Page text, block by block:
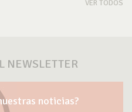
VER TODOS
NEWSLETTER
noticias?